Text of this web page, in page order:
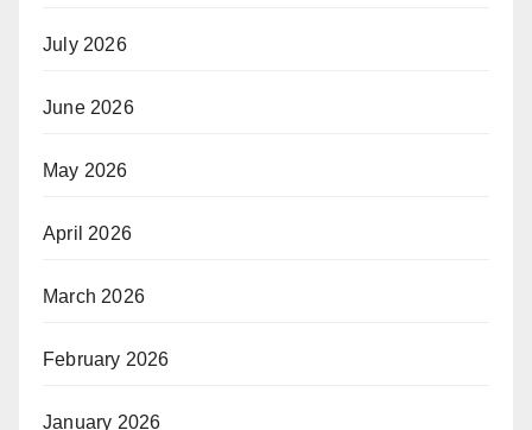
July 2026
June 2026
May 2026
April 2026
March 2026
February 2026
January 2026